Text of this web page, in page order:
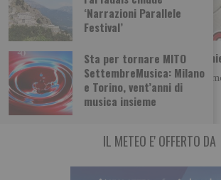
‘Narrazioni Parallele
Festival’
Sta per tornare MITO
SettembreMusica: Milano
e Torino, vent’anni di
musica insieme
Storia di un cocktail: il Vermouth, dal
Oltre Torino: storie miti e leggende del torinese
costruire il tempo e
IL METEO E' OFFERTO DA